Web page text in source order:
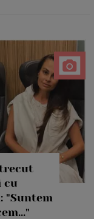
cu
"Suntem